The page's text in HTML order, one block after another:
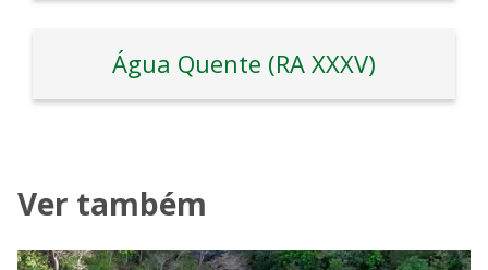
Água Quente (RA XXXV)
Ver também